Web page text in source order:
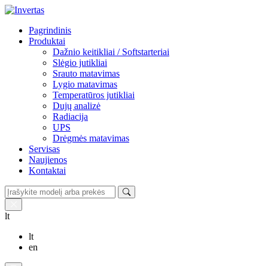
Pagrindinis
Produktai
Dažnio keitikliai / Softstarteriai
Slėgio jutikliai
Srauto matavimas
Lygio matavimas
Temperatūros jutikliai
Dujų analizė
Radiacija
UPS
Drėgmės matavimas
Servisas
Naujienos
Kontaktai
lt
lt
en